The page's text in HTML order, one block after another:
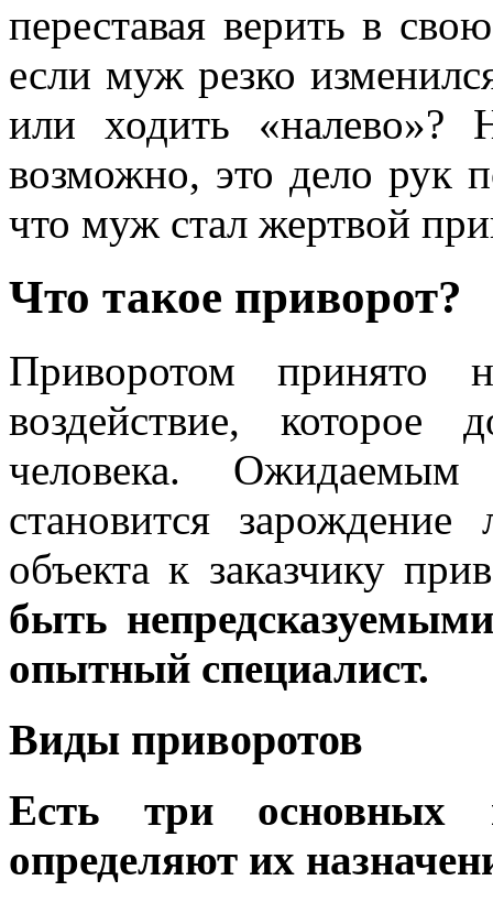
переставая верить в
если муж резко
или ходить «налево»?
возможно, это дело рук
что муж стал жертвой
Что такое приворот?
Приворотом принято
воздействие, которое
человека. Ожидаемым
становится
объекта к заказчику
быть
опытный специалист.
Виды приворотов
Есть три основных
определяют их